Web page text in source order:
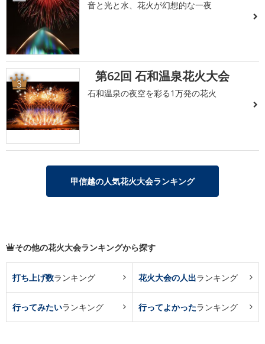
音と光と水、花火が幻想的な一夜
3 第62回 石和温泉花火大会
石和温泉の夜空を彩る1万発の花火
甲信越の人気花火大会ランキング
その他の花火大会ランキングから探す
打ち上げ数ランキング 花火大会の人出ランキング
行ってみたいランキング 行ってよかったランキング